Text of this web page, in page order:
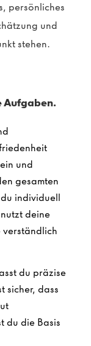
persönliches
und
stehen.
Aufgaben.
und
gesamten
individuell
deine
verständlich
du präzise
sicher, dass
du die Basis